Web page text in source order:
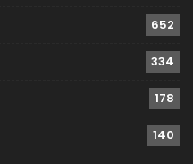
652
334
178
140